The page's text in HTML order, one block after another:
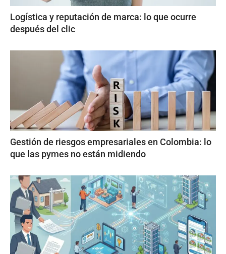
Logística y reputación de marca: lo que ocurre
después del clic
Gestión de riesgos empresariales en Colombia: lo
que las pymes no están midiendo